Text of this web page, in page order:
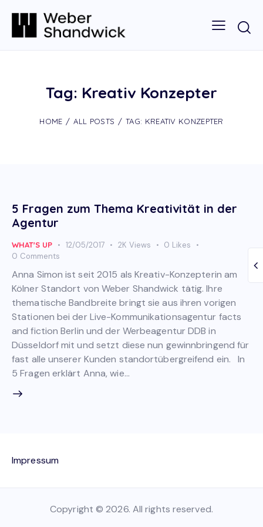
Tag: Kreativ Konzepter
HOME ALL POSTS TAG: KREATIV KONZEPTER
5 Fragen zum Thema Kreativität in der
Agentur
WHAT'S UP 12/05/2017 2K Views 0 Likes
0 Comments
Anna Simon ist seit 2015 als Kreativ-Konzepterin am
Kölner Standort von Weber Shandwick tätig. Ihre
thematische Bandbreite bringt sie aus ihren vorigen
Stationen bei der Live-Kommunikationsagentur facts
and fiction Berlin und der Werbeagentur DDB in
Düsseldorf mit und setzt diese nun gewinnbringend für
fast alle unserer Kunden standortübergreifend ein. In
5 Fragen erklärt Anna, wie…
Impressum
Copyright © 2026. All rights reserved.